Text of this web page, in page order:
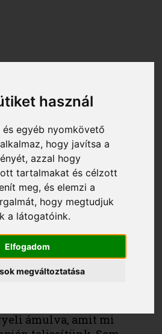
használ
egyéb nyomkövető
hogy javítsa a
azzal hogy
tartalmakat és célzott
meg, és elemzi a
hogy megtudjuk
a látogatóink.
Elfogadom
megváltoztatása
2026-08-07 07:50:13
OLIMPIA, HAJRÁ
kitart-e a
nemzetre kiterjedő
lenni” hangulat a 2016-
a Földön, akit
ámulva, amit mi